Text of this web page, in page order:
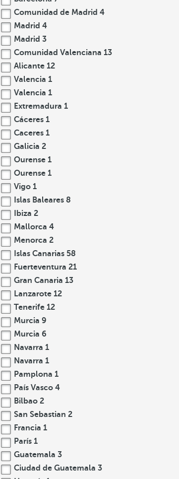
Comunidad de Madrid 4
Madrid 4
Madrid 3
Comunidad Valenciana 13
Alicante 12
Valencia 1
Valencia 1
Extremadura 1
Cáceres 1
Caceres 1
Galicia 2
Ourense 1
Ourense 1
Vigo 1
Islas Baleares 8
Ibiza 2
Mallorca 4
Menorca 2
Islas Canarias 58
Fuerteventura 21
Gran Canaria 13
Lanzarote 12
Tenerife 12
Murcia 9
Murcia 6
Navarra 1
Navarra 1
Pamplona 1
País Vasco 4
Bilbao 2
San Sebastian 2
Francia 1
París 1
Guatemala 3
Ciudad de Guatemala 3